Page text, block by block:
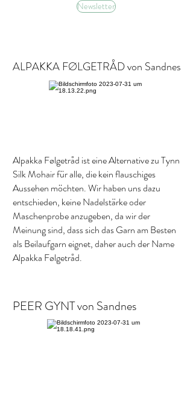
Newsletter
ALPAKKA FØLGETRÅD von Sandnes
Alpakka Følgetråd ist eine Alternative zu Tynn
Silk Mohair für alle, die kein flauschiges
Aussehen möchten. Wir haben uns dazu
entschieden, keine Nadelstärke oder
Maschenprobe anzugeben, da wir der
Meinung sind, dass sich das Garn am Besten
als Beilaufgarn eignet, daher auch der Name
Alpakka Følgetråd.
PEER GYNT von Sandnes